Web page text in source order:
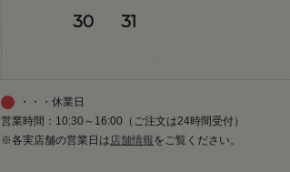
30 31
・・・休業日
営業時間：10:30～16:00（ご注文は24時間受付）
※各実店舗の営業日は店舗情報をご覧ください。